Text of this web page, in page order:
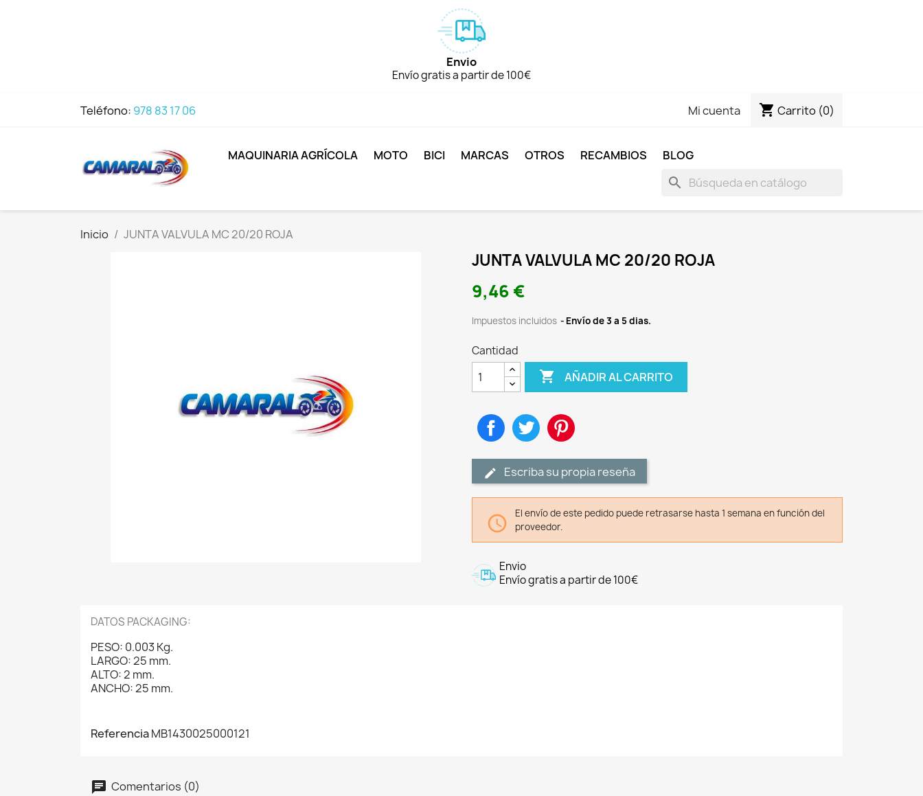
Envio
Envío gratis a partir de 100€
Teléfono: 978 83 17 06 Mi cuenta shopping_cart Carrito (0)
MAQUINARIA AGRÍCOLA MOTO BICI MARCAS OTROS RECAMBIOS BLOG
search
Inicio JUNTA VALVULA MC 20/20 ROJA
JUNTA VALVULA MC 20/20 ROJA
9,46 €
Impuestos incluidos Envío de 3 a 5 dias.
Cantidad
 AÑADIR AL CARRITO
CompartirTuitear
Escriba su propia reseña

El envío de este pedido puede retrasarse hasta 1 semana en función del
proveedor.
Envio
Envío gratis a partir de 100€
DATOS PACKAGING:
PESO: 0.003 Kg.
LARGO: 25 mm.
ALTO: 2 mm.
ANCHO: 25 mm.
ReferenciaMB1430025000121
Comentarios (0)